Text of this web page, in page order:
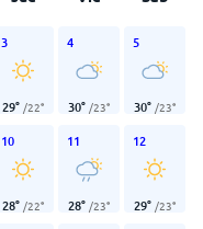
3
29° /22°
4
30° /23°
5
30° /23°
10
28° /22°
11
28° /23°
12
29° /23°